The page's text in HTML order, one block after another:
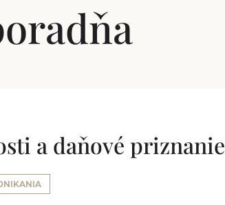
a daňové priznanie